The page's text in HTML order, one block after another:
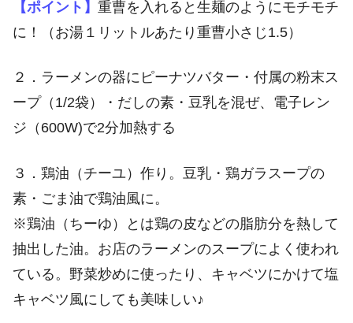
【ポイント】 重曹を入れると生麺のようにモチモチ
に！（お湯１リットルあたり重曹小さじ1.5）
２．ラーメンの器にピーナツバター・付属の粉末ス
ープ（1/2袋）・だしの素・豆乳を混ぜ、電子レン
ジ（600W)で2分加熱する
３．鶏油（チーユ）作り。豆乳・鶏ガラスープの
素・ごま油で鶏油風に。
※鶏油（ちーゆ）とは鶏の皮などの脂肪分を熱して
抽出した油。お店のラーメンのスープによく使われ
ている。野菜炒めに使ったり、キャベツにかけて塩
キャベツ風にしても美味しい♪